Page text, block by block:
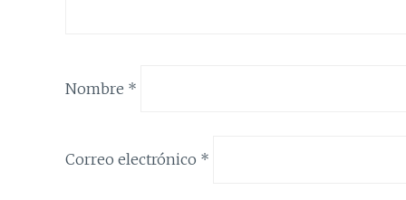
Nombre *
Correo electrónico *